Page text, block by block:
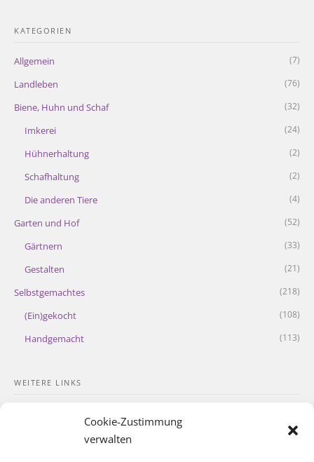
Cookie-Zustimmung
verwalten
KATEGORIEN
Allgemein (7)
Landleben (76)
Biene, Huhn und Schaf (32)
Imkerei (24)
Hühnerhaltung (2)
Schafhaltung (2)
Die anderen Tiere (4)
Garten und Hof (52)
Gärtnern (33)
Gestalten (21)
Selbstgemachtes (218)
(Ein)gekocht (108)
Handgemacht (113)
WEITERE LINKS